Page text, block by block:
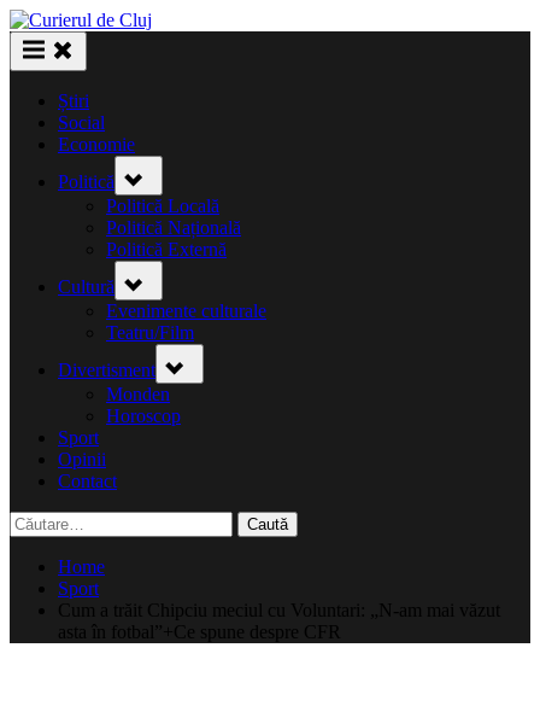
Skip
to
content
Știri
Social
Economie
Politică
sub-
menu
Politică Locală
Politică Națională
Politică Externă
Cultură
sub-
menu
Evenimente culturale
Teatru/Film
Divertisment sub-
menu
Monden
Horoscop
Sport
Opinii
Contact
Caută
după:
Home
Sport
Cum a trăit Chipciu meciul cu Voluntari: „N-am mai văzut
asta în fotbal”+Ce spune despre CFR